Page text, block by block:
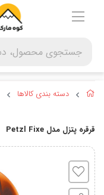
دسته بندی کالاها
قرقره پتزل مدل Petzl Fixe